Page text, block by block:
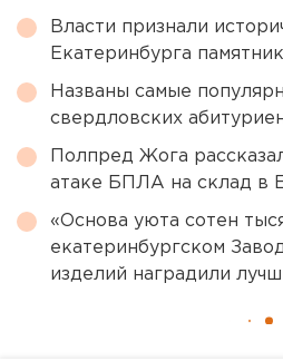
Власти признали
Екатеринбурга
Названы самые
свердловских
Полпред Жога
атаке БПЛА на склад в
«Основа уюта сотен
екатеринбургском
изделий наградили